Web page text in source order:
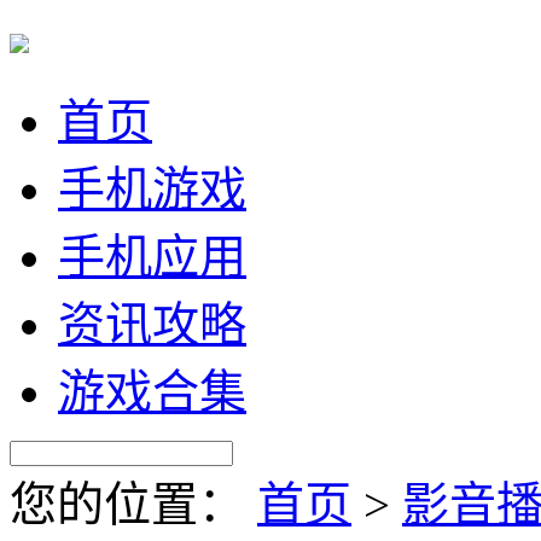
首页
手机游戏
手机应用
资讯攻略
游戏合集
您的位置： 首页 > 影音